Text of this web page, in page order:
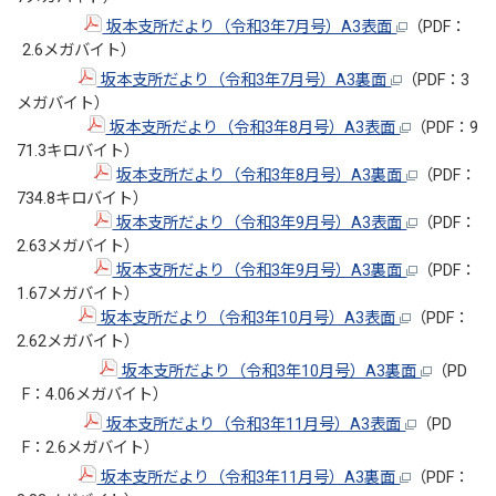
坂本支所だより（令和3年7月号）A3表面
（PDF：
2.6メガバイト）
坂本支所だより（令和3年7月号）A3裏面
（PDF：3
メガバイト）
坂本支所だより（令和3年8月号）A3表面
（PDF：9
71.3キロバイト）
坂本支所だより（令和3年8月号）A3裏面
（PDF：
734.8キロバイト）
坂本支所だより（令和3年9月号）A3表面
（PDF：
2.63メガバイト）
坂本支所だより（令和3年9月号）A3裏面
（PDF：
1.67メガバイト）
坂本支所だより（令和3年10月号）A3表面
（PDF：
2.62メガバイト）
坂本支所だより（令和3年10月号）A3裏面
（PD
F：4.06メガバイト）
坂本支所だより（令和3年11月号）A3表面
（PD
F：2.6メガバイト）
坂本支所だより（令和3年11月号）A3裏面
（PDF：